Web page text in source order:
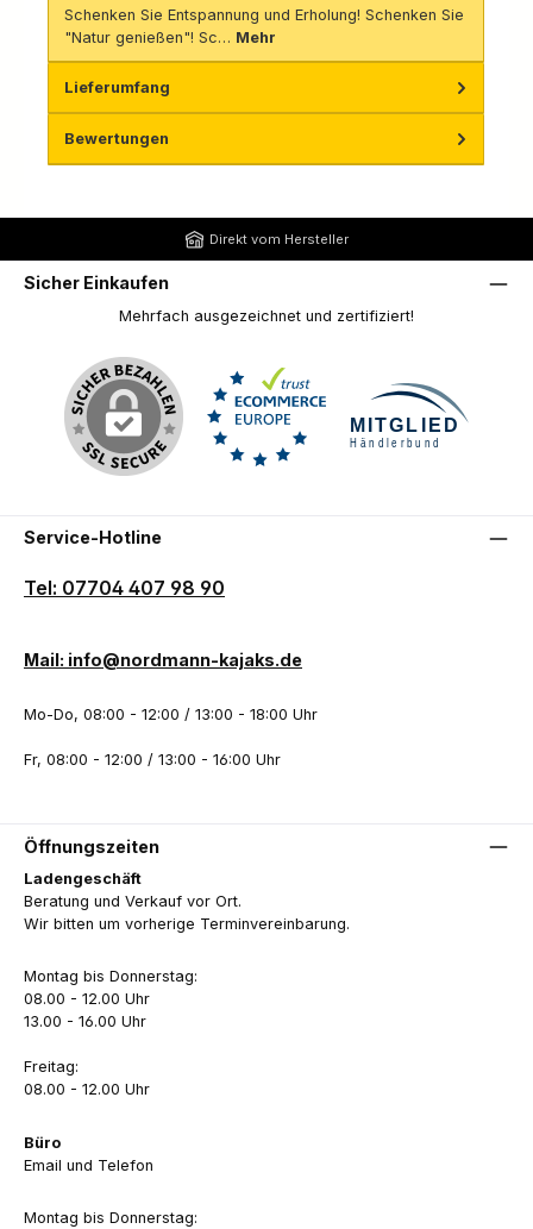
Schenken Sie Entspannung und Erholung! Schenken Sie
"Natur genießen"! Sc… Mehr
Lieferumfang
Bewertungen
Direkt vom Hersteller
Sicher Einkaufen
Mehrfach ausgezeichnet und zertifiziert!
Service-Hotline
Tel: 07704 407 98 90
Mail: info@nordmann-kajaks.de
Mo-Do, 08:00 - 12:00 / 13:00 - 18:00 Uhr
Fr, 08:00 - 12:00 / 13:00 - 16:00 Uhr
Öffnungszeiten
Ladengeschäft
Beratung und Verkauf vor Ort.
Wir bitten um vorherige Terminvereinbarung.
Montag bis Donnerstag:
08.00 - 12.00 Uhr
13.00 - 16.00 Uhr
Freitag:
08.00 - 12.00 Uhr
Büro
Email und Telefon
Montag bis Donnerstag: